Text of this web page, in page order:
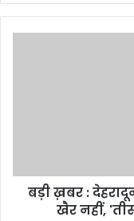
चलाने
वालोंबड़ी ख़बर :
खैर नहीं,